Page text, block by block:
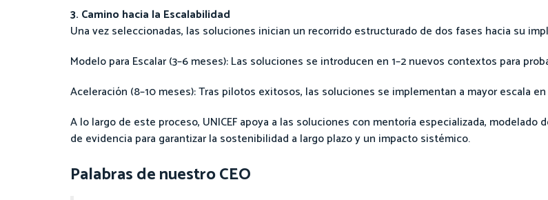
3. Camino hacia la Escalabilidad
Una vez seleccionadas, las soluciones inician un recorrido estructurado de dos fases hacia su
Modelo para Escalar (3–6 meses): Las soluciones se introducen en 1–2 nuevos contextos para
Aceleración (8–10 meses): Tras pilotos exitosos, las soluciones se implementan a mayor escala
A lo largo de este proceso, UNICEF apoya a las soluciones con mentoría especializada, modelado
de evidencia para garantizar la sostenibilidad a largo plazo y un impacto sistémico.
Palabras de nuestro CEO